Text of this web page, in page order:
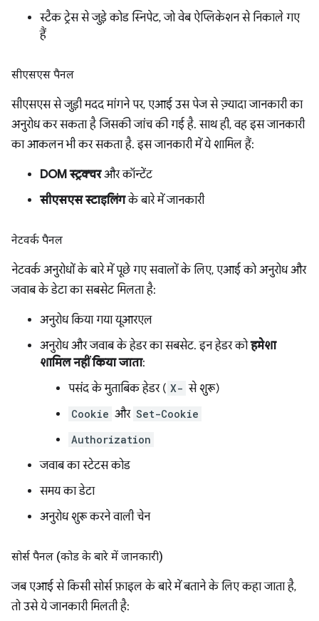
स्टैक ट्रेस से जुड़े कोड स्निपेट, जो वेब ऐप्लिकेशन से निकाले गए
हैं
सीएसएस पैनल
सीएसएस से जुड़ी मदद मांगने पर, एआई उस पेज से ज़्यादा जानकारी का
अनुरोध कर सकता है जिसकी जांच की गई है. साथ ही, वह इस जानकारी
का आकलन भी कर सकता है. इस जानकारी में ये शामिल हैं:
DOM स्ट्रक्चरऔर कॉन्टेंट
सीएसएस स्टाइलिंगके बारे में जानकारी
नेटवर्क पैनल
नेटवर्क अनुरोधों के बारे में पूछे गए सवालों के लिए, एआई को अनुरोध और
जवाब के डेटा का सबसेट मिलता है:
अनुरोध किया गया यूआरएल
अनुरोध और जवाब के हेडर का सबसेट. इन हेडर कोहमेशा
शामिल नहीं किया जाता:
पसंद के मुताबिक हेडर ( X- से शुरू)
Cookie और Set-Cookie
Authorization
जवाब का स्टेटस कोड
समय का डेटा
अनुरोध शुरू करने वाली चेन
सोर्स पैनल (कोड के बारे में जानकारी)
जब एआई से किसी सोर्स फ़ाइल के बारे में बताने के लिए कहा जाता है,
तो उसे ये जानकारी मिलती है: